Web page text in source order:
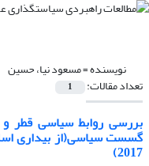
نویسنده =مسعود نیا، حسین
تعداد مقالات: 1
بررسی روابط سیاسی قطر و
گسست سیاسی(از بیداری
2017)